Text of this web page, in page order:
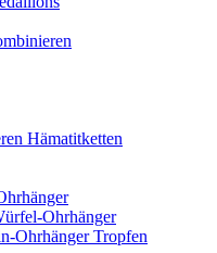
Hämatitketten
Ohrhänger
Ohrhänger Tropfen